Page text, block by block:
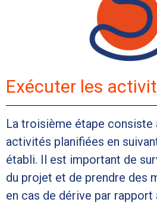
Exécuter les
La troisième étape consiste
activités planifiées en
établi. Il est important de
du projet et de prendre des
en cas de dérive par rapport